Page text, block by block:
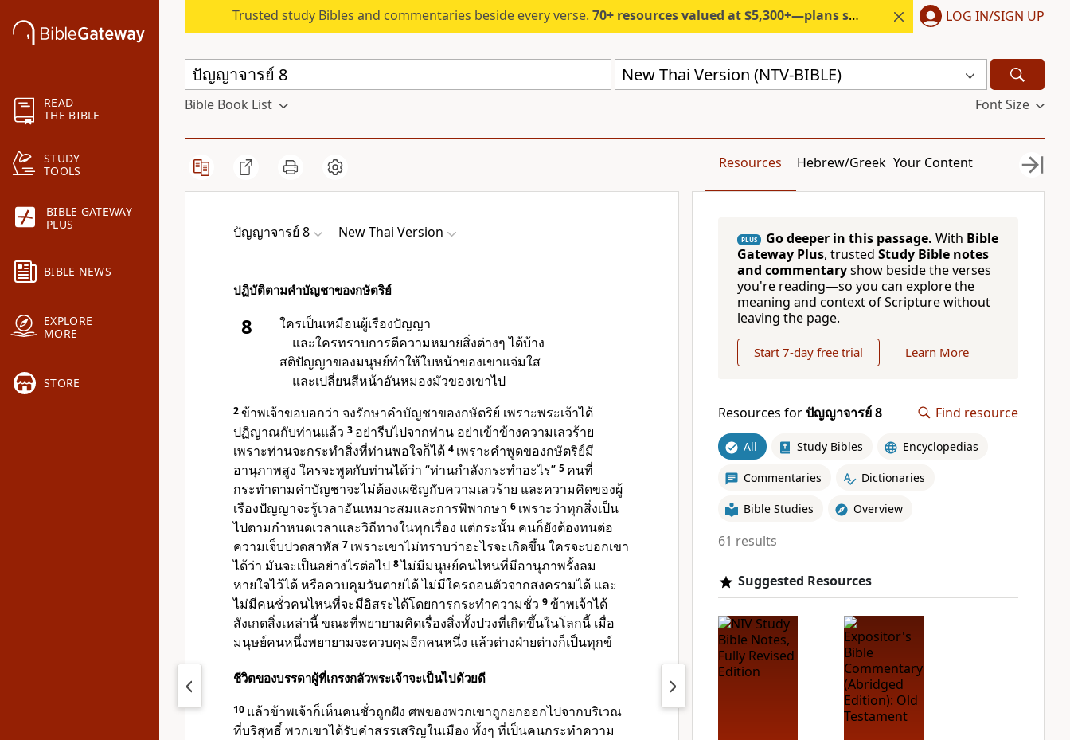
READ
THE BIBLE
STUDY
TOOLS
BIBLE GATEWAY
PLUS
BIBLE NEWS
EXPLORE
MORE
STORE
Trusted study Bibles and commentaries beside every verse. 70+ resources valued at $5,300+—plans start under $6/month. LOG IN/SIGN UP
New Thai Version (NTV-BIBLE)
Bible Book List Font Size
Resources Hebrew/Greek Your Content
ปัญญาจารย์ 8 New Thai Version
ปฏิบัติตามคำบัญชาของกษัตริย์
8
ใครเป็นเหมือนผู้เรืองปัญญา
และใครทราบการตีความหมายสิ่งต่างๆ ได้บ้าง
สติปัญญาของมนุษย์ทำให้ใบหน้าของเขาแจ่มใส
และเปลี่ยนสีหน้าอันหมองมัวของเขาไป
2ข้าพเจ้าขอบอกว่า จงรักษาคำบัญชาของกษัตริย์ เพราะพระเจ้าได้
ปฏิญาณกับท่านแล้ว 3 อย่ารีบไปจากท่าน อย่าเข้าข้างความเลวร้าย
เพราะท่านจะกระทำสิ่งที่ท่านพอใจก็ได้ 4 เพราะคำพูดของกษัตริย์มี
อานุภาพสูง ใครจะพูดกับท่านได้ว่า “ท่านกำลังกระทำอะไร” 5 คนที่
กระทำตามคำบัญชาจะไม่ต้องเผชิญกับความเลวร้าย และความคิดของผู้
เรืองปัญญาจะรู้เวลาอันเหมาะสมและการพิพากษา 6 เพราะว่าทุกสิ่งเป็น
ไปตามกำหนดเวลาและวิถีทางในทุกเรื่อง แต่กระนั้น คนก็ยังต้องทนต่อ
ความเจ็บปวดสาหัส 7 เพราะเขาไม่ทราบว่าอะไรจะเกิดขึ้น ใครจะบอกเขา
ได้ว่า มันจะเป็นอย่างไรต่อไป 8ไม่มีมนุษย์คนไหนที่มีอานุภาพรั้งลม
หายใจไว้ได้ หรือควบคุมวันตายได้ ไม่มีใครถอนตัวจากสงครามได้ และ
ไม่มีคนชั่วคนไหนที่จะมีอิสระได้โดยการกระทำความชั่ว 9ข้าพเจ้าได้
สังเกตสิ่งเหล่านี้ ขณะที่พยายามคิดเรื่องสิ่งทั้งปวงที่เกิดขึ้นในโลกนี้ เมื่อ
มนุษย์คนหนึ่งพยายามจะควบคุมอีกคนหนึ่ง แล้วต่างฝ่ายต่างก็เป็นทุกข์
ชีวิตของบรรดาผู้ที่เกรงกลัวพระเจ้าจะเป็นไปด้วยดี
10 แล้วข้าพเจ้าก็เห็นคนชั่วถูกฝัง ศพของพวกเขาถูกยกออกไปจากบริเวณ
ที่บริสุทธิ์ พวกเขาได้รับคำสรรเสริญในเมือง ทั้งๆ ที่เป็นคนกระทำความ
PLUS Go deeper in this passage. With Bible
Gateway Plus, trusted Study Bible notes
and commentaryshow beside the verses
you're reading—so you can explore the
meaning and context of Scripture without
leaving the page.
Start 7-day free trial Learn More
Resources forปัญญาจารย์ 8 Find resource
All Study Bibles Encyclopedias
Commentaries Dictionaries
Bible Studies Overview
61 results
Suggested Resources